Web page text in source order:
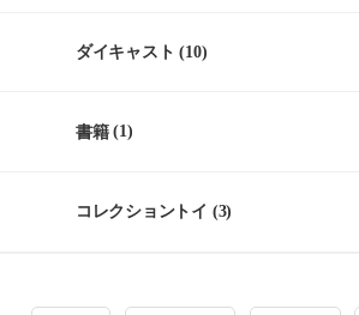
ダイキャスト (10)
書籍(1)
コレクショントイ (3)